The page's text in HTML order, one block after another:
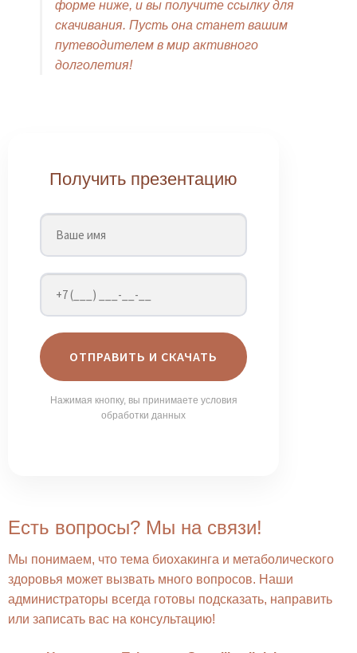
форме ниже, и вы получите ссылку для
скачивания. Пусть она станет вашим
путеводителем в мир активного
долголетия!
Получить презентацию
ОТПРАВИТЬ И СКАЧАТЬ
Нажимая кнопку, вы принимаете условия
обработки данных
Есть вопросы? Мы на связи!
Мы понимаем, что тема биохакинга и метаболического
здоровья может вызвать много вопросов. Наши
администраторы всегда готовы подсказать, направить
или записать вас на консультацию!